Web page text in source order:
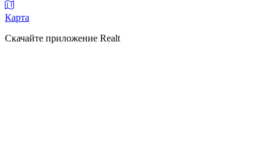
Карта
Скачайте приложение Realt